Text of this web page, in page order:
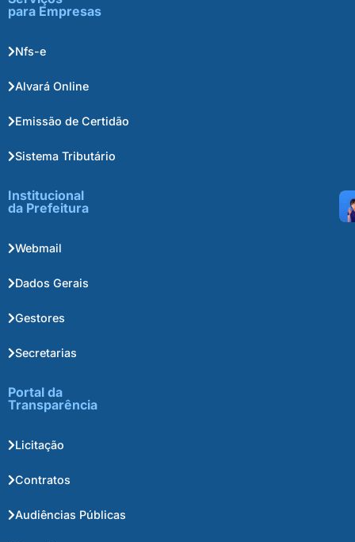
para Empresas
Nfs-e
Alvará Online
Emissão de Certidão
Sistema Tributário
Institucional
da Prefeitura
Webmail
Dados Gerais
Gestores
Secretarias
Portal da
Transparência
Licitação
Contratos
Audiências Públicas